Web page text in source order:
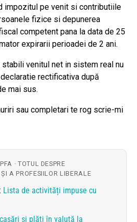
impozitul pe venit si contributiile
fizice si depunerea
competent pana la data de 25
expirarii perioadei de 2 ani.
stabili venitul net in sistem real nu
rectificativa după
mai sus.
sau completari te rog scrie-mi
· TOTUL DESPRE
A PROFESIILOR LIBERALE
Lista de activități impuse cu
și plăți în valută la